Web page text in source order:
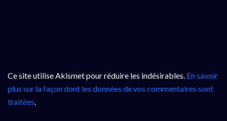
Ce site utilise Akismet pour réduire les indésirables. En savoir
plus sur la façon dont les données de vos commentaires sont
traitées.